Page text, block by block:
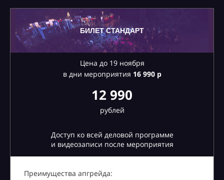
БИЛЕТ СТАНДАРТ
Цена до 19 ноября
в дни мероприятия 16990 р
12 990
рублей
Доступ ко всей деловой программе
и видеозаписи после мероприятия
Преимущества апгрейда: